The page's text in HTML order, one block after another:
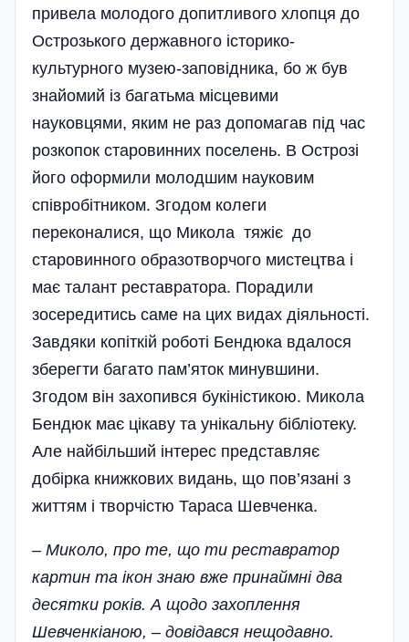
привела молодого допитливого хлопця до
Острозького державного історико-
культурного музею-заповідника, бо ж був
знайомий із багатьма місцевими
науковцями, яким не раз допомагав під час
розкопок старовинних поселень. В Острозі
його оформили молодшим науковим
співробітником. Згодом колеги
переконалися, що Микола тяжіє до
старовинного образотворчого мистецтва і
має талант реставратора. Порадили
зосередитись саме на цих видах діяльності.
Завдяки копіткій роботі Бендюка вдалося
зберегти багато пам’яток минувшини.
Згодом він захопився букіністикою. Микола
Бендюк має цікаву та унікальну бібліотеку.
Але найбільший інтерес представляє
добірка книжкових видань, що пов’язані з
життям і творчістю Тараса Шевченка.
– Миколо, про те, що ти реставратор
картин та ікон знаю вже принаймні два
десятки років. А щодо захоплення
Шевченкіаною, – довідався нещодавно.